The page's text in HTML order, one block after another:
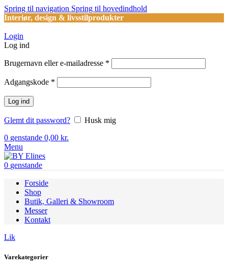
Spring til navigation Spring til hovedindhold
Interiør, design & livsstilprodukter
Login
Log ind
Brugernavn eller e-mailadresse *
Adgangskode *
Log ind
Glemt dit password?
Husk mig
0 genstande 0,00 kr.
Menu
0 genstande
Forside
Shop
Butik, Galleri & Showroom
Messer
Kontakt
Lik
Varekategorier